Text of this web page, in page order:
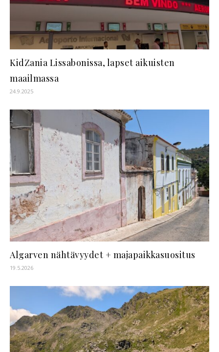
KidZania Lissabonissa, lapset aikuisten
maailmassa
24.9.2025
Algarven nähtävyydet + majapaikkasuositus
19.5.2026